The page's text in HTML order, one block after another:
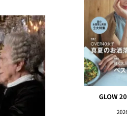
GLOW